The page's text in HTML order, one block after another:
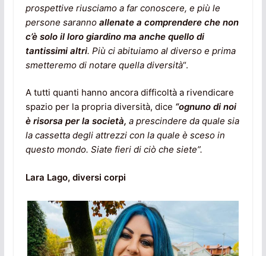
prospettive riusciamo a far conoscere, e più le
persone sarannoallenate a comprendere che non
c’è solo il loro giardino ma anche quello di
tantissimi altri. Più ci abituiamo al diverso e prima
smetteremo di notare quella diversità“.
A tutti quanti hanno ancora difficoltà a rivendicare
spazio per la propria diversità, dice “ognuno di noi
è risorsa per la società, a prescindere da quale sia
la cassetta degli attrezzi con la quale è sceso in
questo mondo. Siate fieri di ciò che siete”.
Lara Lago, diversi corpi